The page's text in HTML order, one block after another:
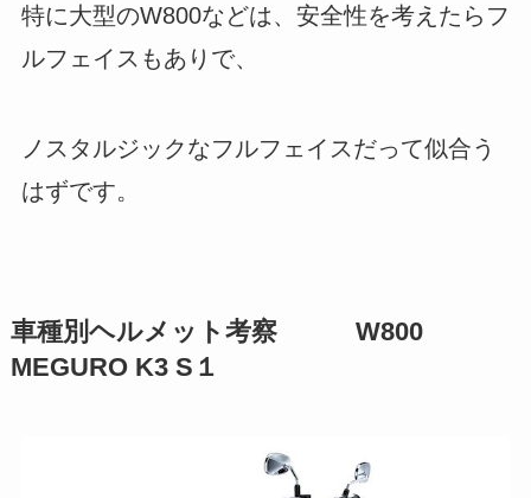
特に大型のW800などは、安全性を考えたらフ
ルフェイスもありで、
ノスタルジックなフルフェイスだって似合う
はずです。
車種別ヘルメット考察 W800
MEGURO K3 S１